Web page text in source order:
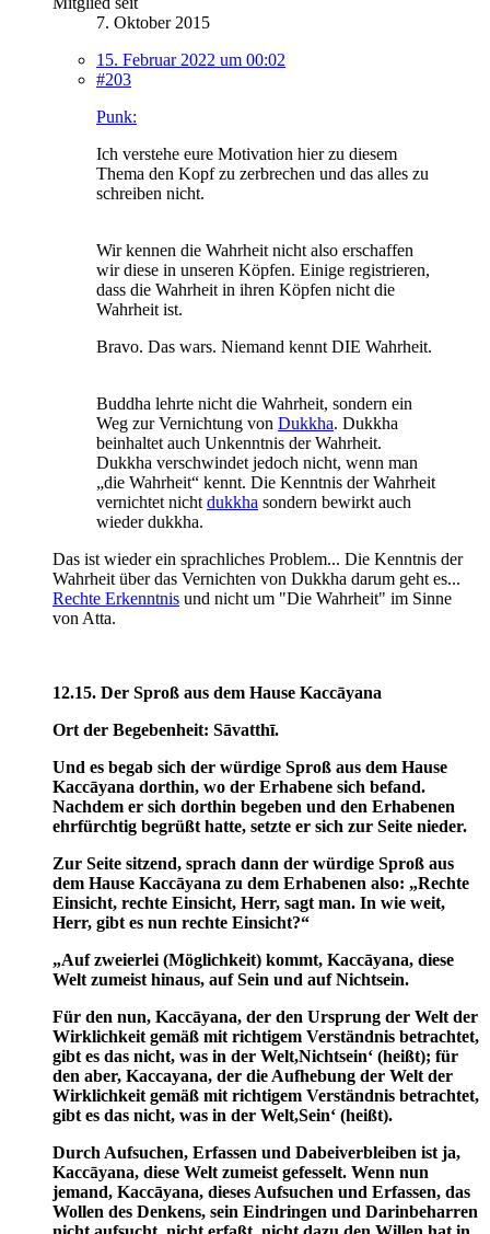
7. Oktober 2015
15. Februar 2022 um 00:02
#203
Punk:
Ich verstehe eure Motivation hier zu diesem
Thema den Kopf zu zerbrechen und das alles zu
schreiben nicht.
Wir kennen die Wahrheit nicht also erschaffen
wir diese in unseren Köpfen. Einige registrieren,
dass die Wahrheit in ihren Köpfen nicht die
Wahrheit ist.
Bravo. Das wars. Niemand kennt DIE Wahrheit.
Buddha lehrte nicht die Wahrheit, sondern ein
Weg zur Vernichtung von Dukkha. Dukkha
beinhaltet auch Unkenntnis der Wahrheit.
Dukkha verschwindet jedoch nicht, wenn man
„die Wahrheit“ kennt. Die Kenntnis der Wahrheit
vernichtet nicht dukkha sondern bewirkt auch
wieder dukkha.
Das ist wieder ein sprachliches Problem... Die Kenntnis der
Wahrheit über das Vernichten von Dukkha darum geht es...
Rechte Erkenntnis und nicht um "Die Wahrheit" im Sinne
von Atta.
12.15. Der Sproß aus dem Hause Kaccāyana
Ort der Begebenheit: Sāvatthī.
Und es begab sich der würdige Sproß aus dem Hause
Kaccāyana dorthin, wo der Erhabene sich befand.
Nachdem er sich dorthin begeben und den Erhabenen
ehrfürchtig begrüßt hatte, setzte er sich zur Seite nieder.
Zur Seite sitzend, sprach dann der würdige Sproß aus
dem Hause Kaccāyana zu dem Erhabenen also: „Rechte
Einsicht, rechte Einsicht, Herr, sagt man. In wie weit,
Herr, gibt es nun rechte Einsicht?“
„Auf zweierlei (Möglichkeit) kommt, Kaccāyana, diese
Welt zumeist hinaus, auf Sein und auf Nichtsein.
Für den nun, Kaccāyana, der den Ursprung der Welt der
Wirklichkeit gemäß mit richtigem Verständnis betrachtet,
gibt es das nicht, was in der Welt,Nichtsein‘ (heißt); für
den aber, Kaccayana, der die Aufhebung der Welt der
Wirklichkeit gemäß mit richtigem Verständnis betrachtet,
gibt es das nicht, was in der Welt,Sein‘ (heißt).
Durch Aufsuchen, Erfassen und Dabeiverbleiben ist ja,
Kaccāyana, diese Welt zumeist gefesselt. Wenn nun
jemand, Kaccāyana, dieses Aufsuchen und Erfassen, das
Wollen des Denkens, sein Eindringen und Darinbeharren